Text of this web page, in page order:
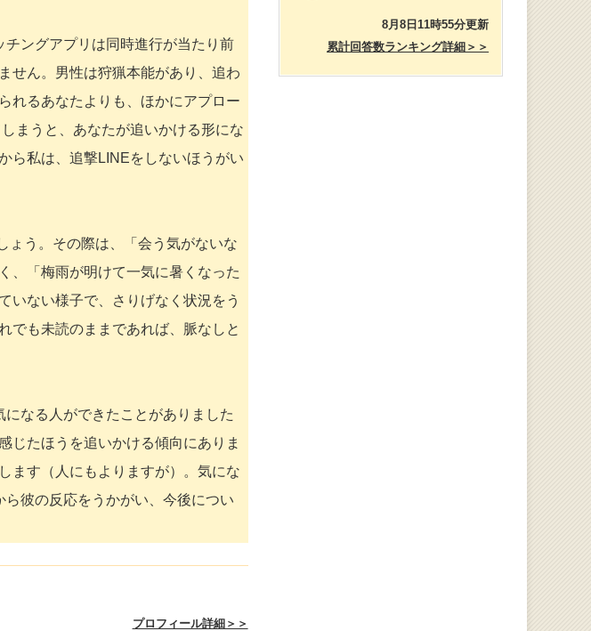
ングアプリは同時進行が当たり前
せん。男性は狩猟本能があり、追わ
れるあなたよりも、ほかにアプロー
まうと、あなたが追いかける形にな
ら私は、追撃LINEをしないほうがい
ょう。その際は、「会う気がないな
、「梅雨が明けて一気に暑くなった
いない様子で、さりげなく状況をう
でも未読のままであれば、脈なしと
なる人ができたことがありました
じたほうを追いかける傾向にありま
ます（人にもよりますが）。気にな
彼の反応をうかがい、今後につい
プロフィール詳細＞＞
8月8日11時55分更新
累計回答数ランキング詳細＞＞